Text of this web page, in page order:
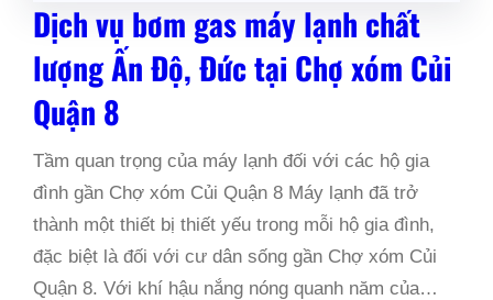
Dịch vụ bơm gas máy lạnh chất
lượng Ấn Độ, Đức tại Chợ xóm Củi
Quận 8
Tầm quan trọng của máy lạnh đối với các hộ gia
đình gần Chợ xóm Củi Quận 8 Máy lạnh đã trở
thành một thiết bị thiết yếu trong mỗi hộ gia đình,
đặc biệt là đối với cư dân sống gần Chợ xóm Củi
Quận 8. Với khí hậu nắng nóng quanh năm của…